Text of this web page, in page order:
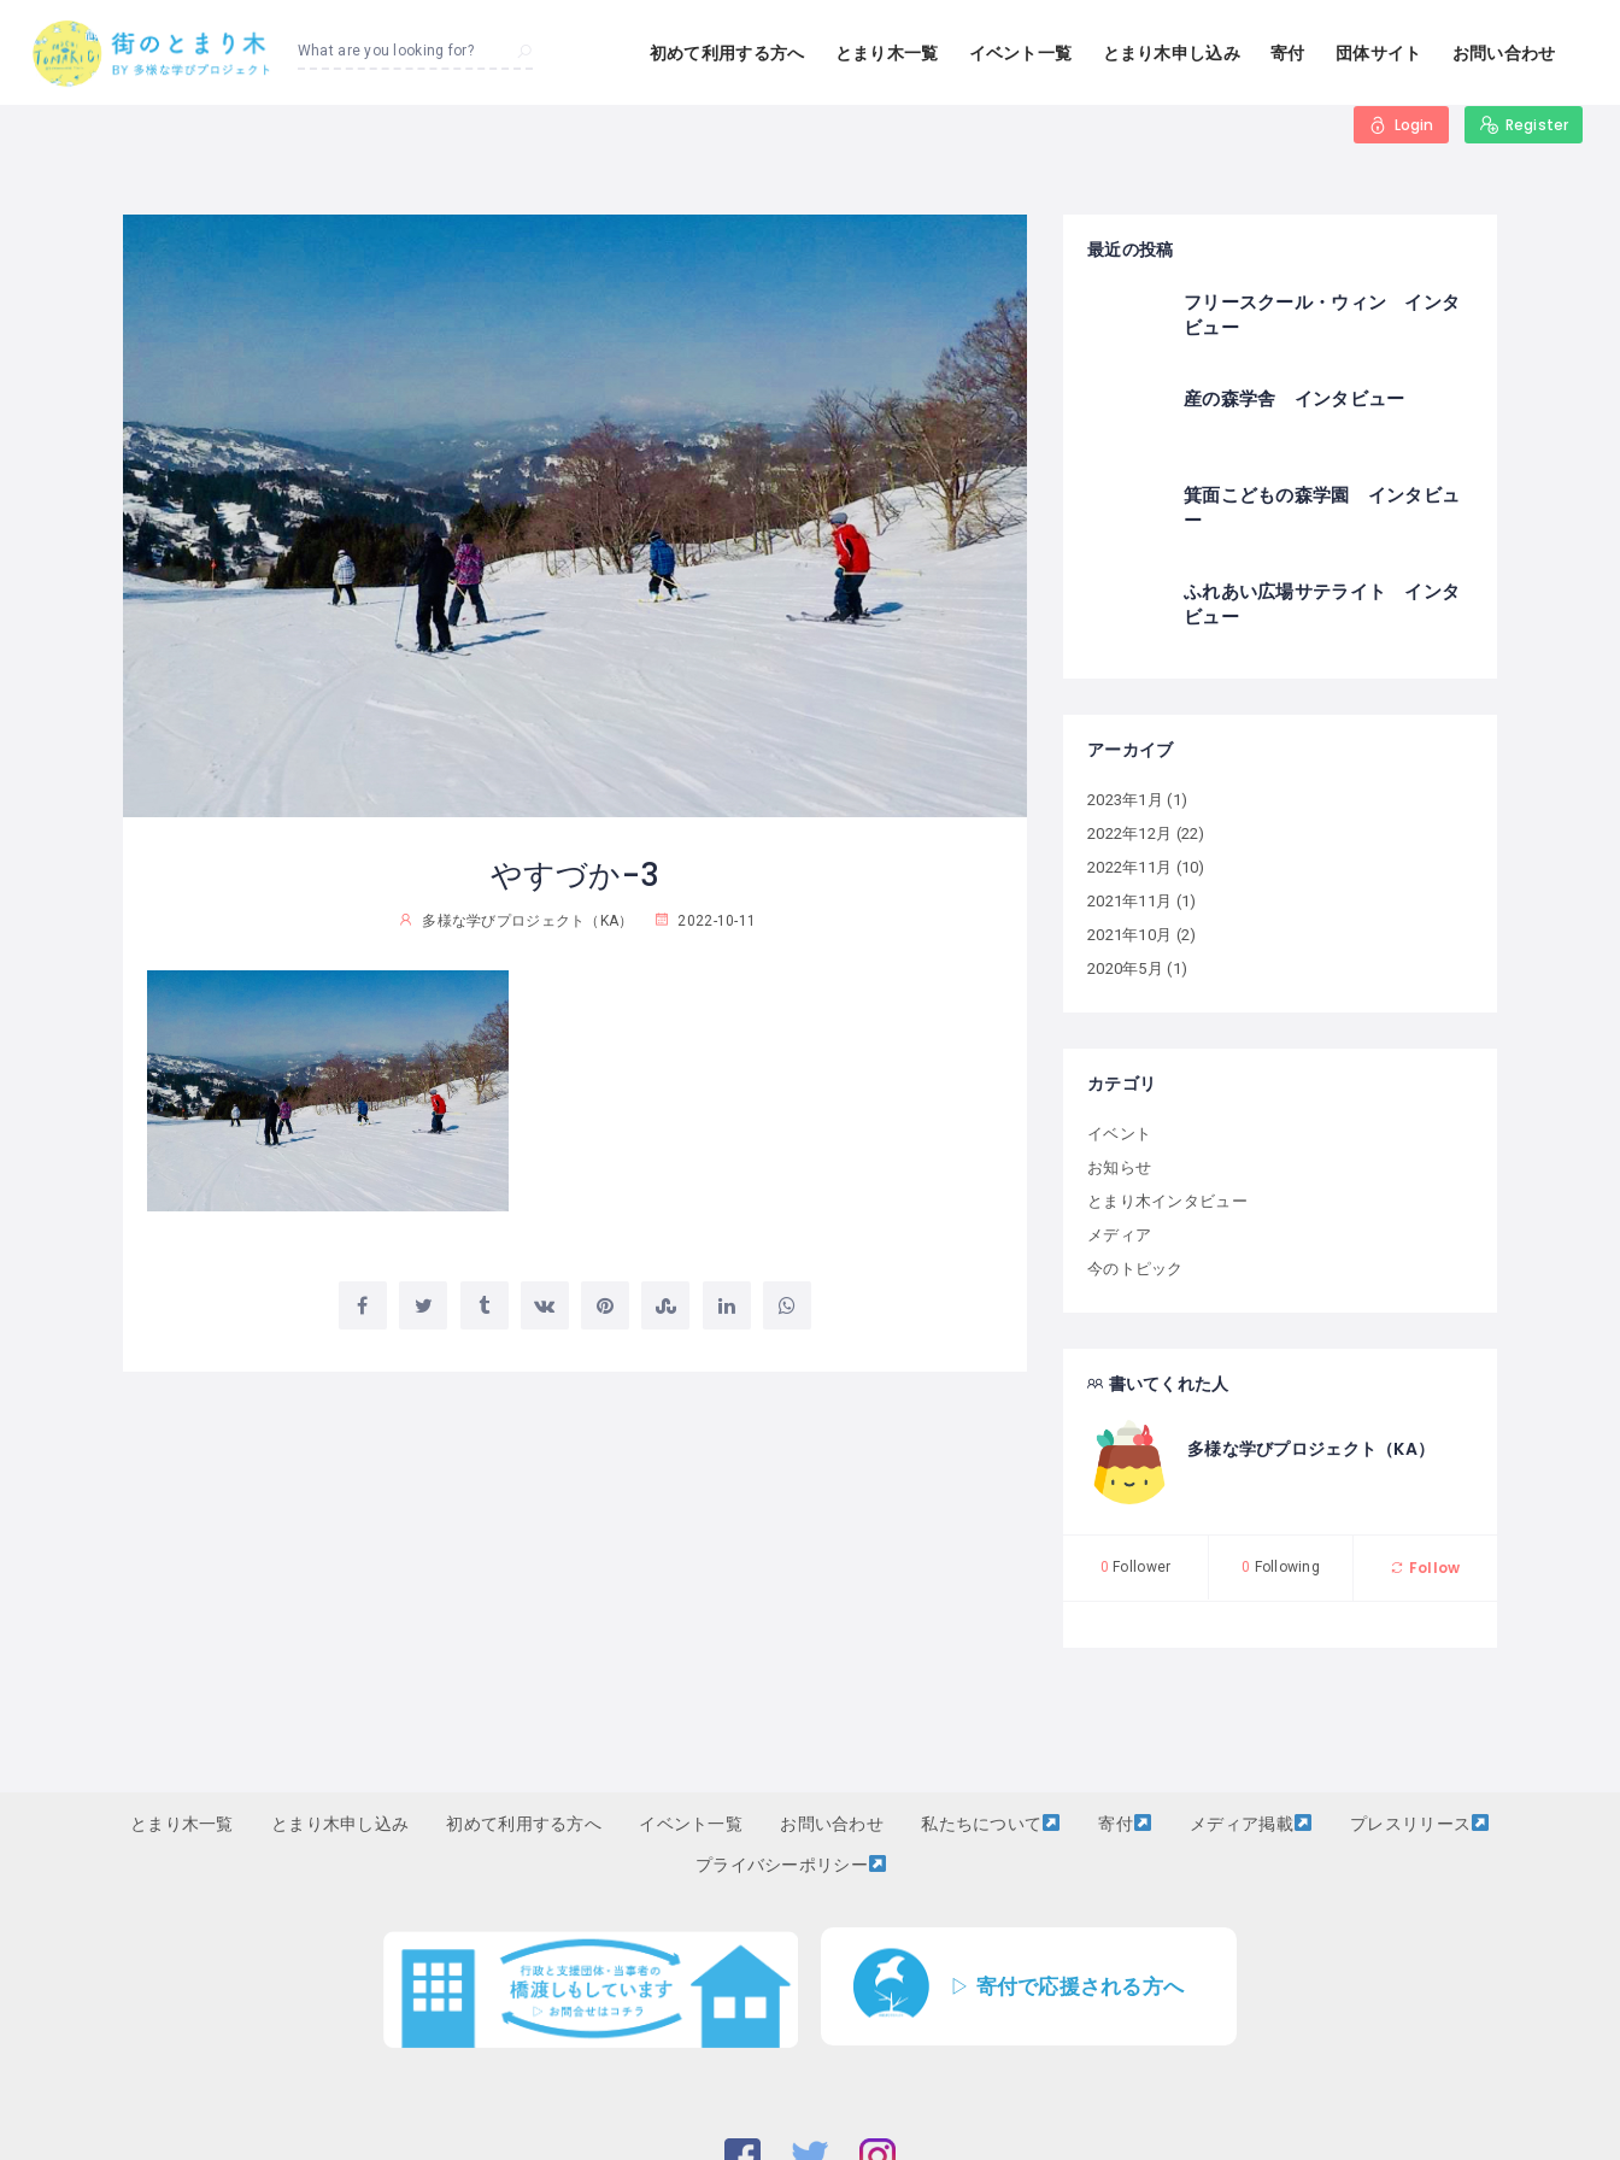
What are you looking for? 初めて利用する方へ とまり木一覧 イベント一覧 とまり木申し込み 寄付 団体サイト お問い合わせ
Login Register
やすづか-3
多様な学びプロジェクト（KA） 2022-10-11
最近の投稿
フリースクール・ウィン インタ
ビュー
産の森学舎 インタビュー
箕面こどもの森学園 インタビュ
ー
ふれあい広場サテライト インタ
ビュー
アーカイブ
2023年1月 (1)
2022年12月 (22)
2022年11月 (10)
2021年11月 (1)
2021年10月 (2)
2020年5月 (1)
カテゴリ
イベント
お知らせ
とまり木インタビュー
メディア
今のトピック
書いてくれた人
多様な学びプロジェクト（KA）
0 Follower 0 Following Follow
とまり木一覧 とまり木申し込み 初めて利用する方へ イベント一覧 お問い合わせ 私たちについて 寄付 メディア掲載 プレスリリース
プライバシーポリシー
▷ 寄付で応援される方へ